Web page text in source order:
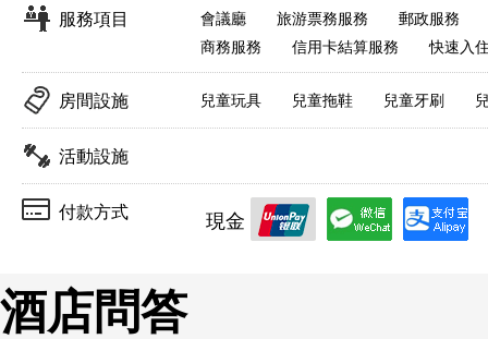
服務項目 會議廳 旅游票務服務
郵政服務
商務服務
信用卡結算服務 快速入
房間設施 兒童玩具 兒童拖鞋 兒童牙刷
活動設施
付款方式 現金
酒店問答